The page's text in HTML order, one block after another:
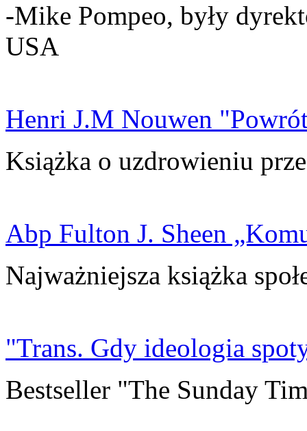
-Mike Pompeo, były
USA
Henri J.M Nouwen
Książka o uzdrowieniu
Abp Fulton J. Sheen
Najważniejsza książka
"Trans. Gdy ideologia
Bestseller "The Sunday